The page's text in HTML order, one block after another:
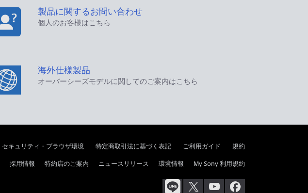
製品に関するお問い合わせ
個人のお客様はこちら
海外仕様製品
オーバーシーズモデルに関してのご案内はこちら
セキュリティ・ブラウザ環境 特定商取引法に基づく表記 ご利用ガイド 規約
採用情報 特約店のご案内 ニュースリリース 環境情報 My Sony 利用規約